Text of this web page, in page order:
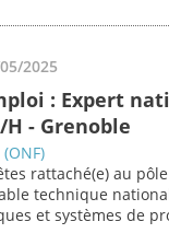
2025
: Expert
H - Grenoble
rattaché(e) au
technique
et systèmes de